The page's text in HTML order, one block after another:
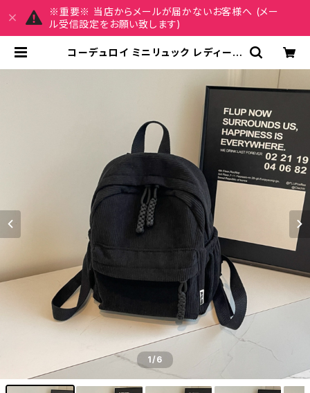
※重要※ 当店からメールが届かないお客様へ (メー
ル受信設定をお願い致します)
コーデュロイ ミニリュック レディース
春夏 旅行 通学 通勤 おしゃれ 人気 6
色展開 K-B0215 | REIRSE レイル
セ 20代,30代,40代 レディースファ
ッション 通販
1/6